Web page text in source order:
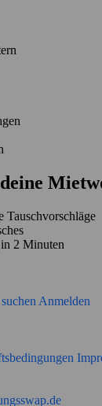
Tauschvorschläge
2 Minuten
Anmelden